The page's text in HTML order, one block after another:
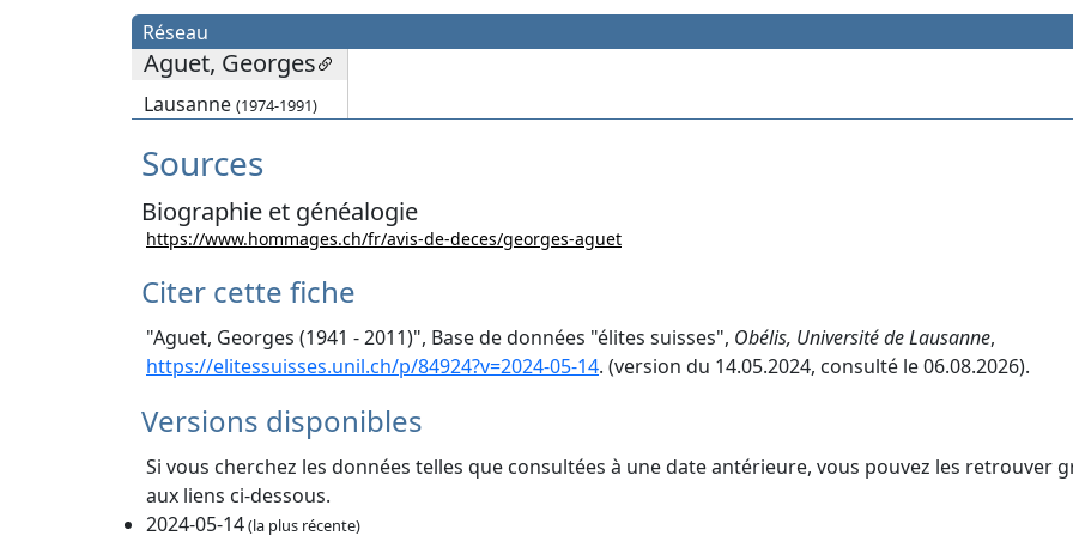
Réseau
Aguet, Georges
Lausanne (1974-1991)
Sources
Biographie et généalogie
https://www.hommages.ch/fr/avis-de-deces/georges-aguet
Citer cette fiche
"Aguet, Georges (1941 - 2011)", Base de données "élites suisses", Obélis, Université de Lausanne,
https://elitessuisses.unil.ch/p/84924?v=2024-05-14. (version du 14.05.2024, consulté le 06.08.2026).
Versions disponibles
Si vous cherchez les données telles que consultées à une date antérieure, vous pouvez les retrouver
aux liens ci-dessous.
2024-05-14(la plus récente)